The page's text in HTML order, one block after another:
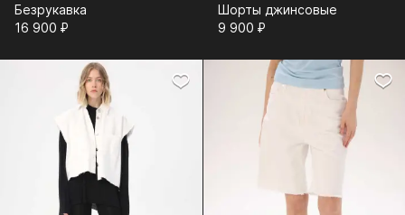
Безрукавка
16 900⁠ ⁠₽
Шорты джинсовые
9 900⁠ ⁠₽